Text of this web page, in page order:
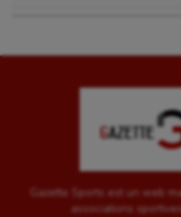
Gazette Sports est un web
associations